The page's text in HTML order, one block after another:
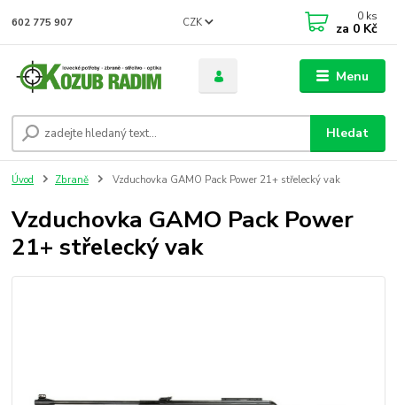
Menu
CZK
Hledat
602 775 907 0 ks
za 0 Kč
Úvod Zbraně Vzduchovka GAMO Pack Power 21+ střelecký vak
Vzduchovka GAMO Pack Power
21+ střelecký vak